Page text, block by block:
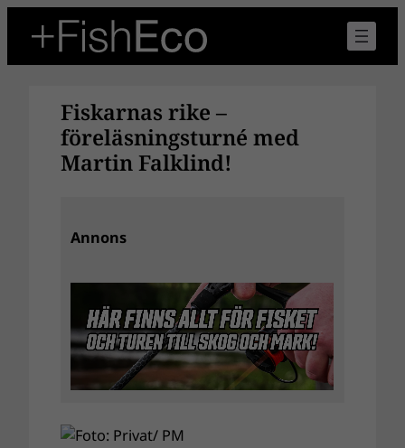
innehåll
Fiskarnas rike –
föreläsningsturné med
Martin Falklind!
Annons